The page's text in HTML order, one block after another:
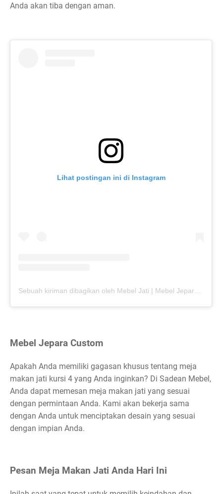
Anda akan tiba dengan aman.
Lihat postingan ini di Instagram
Mebel Jepara Custom
Apakah Anda memiliki gagasan khusus tentang meja
makan jati kursi 4 yang Anda inginkan? Di Sadean Mebel,
Anda dapat memesan meja makan jati yang sesuai
dengan permintaan Anda. Kami akan bekerja sama
dengan Anda untuk menciptakan desain yang sesuai
dengan impian Anda.
Pesan Meja Makan Jati Anda Hari Ini